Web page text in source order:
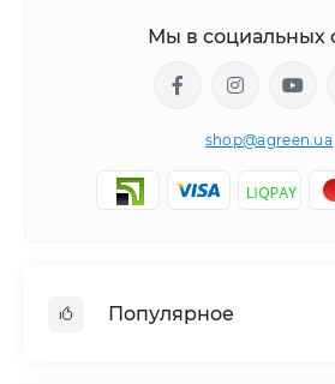
Мы в социальных
shop@agreen.ua
Популярное